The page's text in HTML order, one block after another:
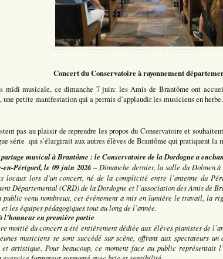
Concert du Conservatoire à rayonnement
midi musicale, ce dimanche 7 juin: les Amis de Brantôme ont
une petite manifestation qui a permis d’applaudir les musiciens en herbe.
pas au plaisir de reprendre les propos du Conservatoire et
série qui s’élargirait aux autres élèves de Brantôme qui pratiquent la
partage musical à Brantôme : le Conservatoire de la Dordogne a
en-Périgord, le 09 juin 2026– Dimanche dernier, la salle du Dolmen à
locaux lors d’un concert, né de la complicité entre l’antenne du
Départemental (CRD) de la Dordogne et l’association des Amis de
public venu nombreux, cet événement a mis en lumière le travail, la
les équipes pédagogiques tout au long de l’année.
l’honneur en première partie
moitié du concert a été entièrement dédiée aux élèves pianistes de
musiciens se sont succédé sur scène, offrant aux spectateurs
artistique. Pour beaucoup, ce moment face au public représentait